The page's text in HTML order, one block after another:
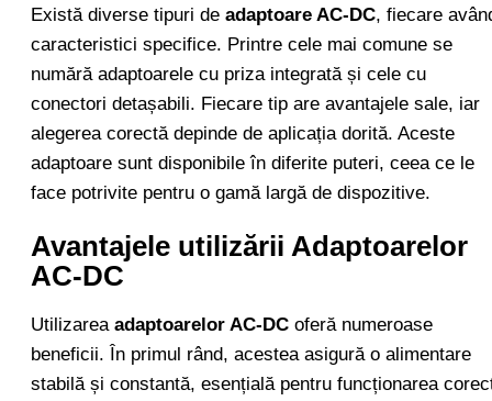
Există diverse tipuri de adaptoare AC-DC, fiecare
caracteristici specifice. Printre cele mai comune se
numără adaptoarele cu priza integrată și cele cu
conectori detașabili. Fiecare tip are avantajele sale, iar
alegerea corectă depinde de aplicația dorită. Aceste
adaptoare sunt disponibile în diferite puteri, ceea ce le
face potrivite pentru o gamă largă de dispozitive.
Avantajele utilizării Adaptoarelor
AC-DC
Utilizarea adaptoarelor AC-DC oferă numeroase
beneficii. În primul rând, acestea asigură o alimentare
stabilă și constantă, esențială pentru funcționarea